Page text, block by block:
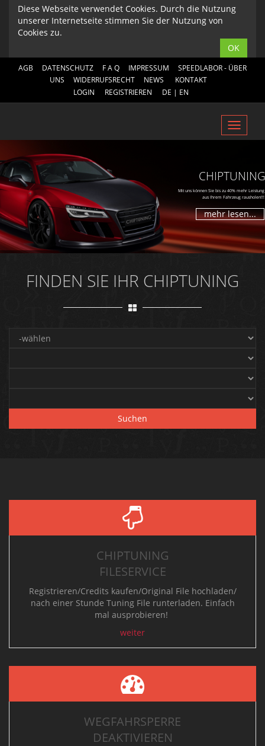
Diese Webseite verwendet Cookies. Durch die Nutzung
unserer Internetseite stimmen Sie der Nutzung von
Cookies zu.
OK
AGB DATENSCHUTZ F A Q IMPRESSUM
SPEEDLABOR - ÜBER
UNS
WIDERRUFSRECHT NEWS
KONTAKT
LOGIN
REGISTRIEREN DE | EN
Mit uns können Sie bis zu 40% mehr Leistung
aus Ihrem Fahrzeug rausholen!!!
mehr lesen...
FINDEN SIE IHR CHIPTUNING
Suchen
CHIPTUNING
FILESERVICE
Registrieren/Credits kaufen/Original File hochladen/
nach einer Stunde Tuning File runterladen. Einfach
mal ausprobieren!
weiter
WEGFAHRSPERRE
DEAKTIVIEREN